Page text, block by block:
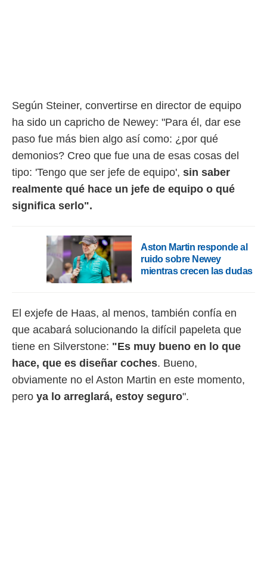
publicidad
de
1199
Según Steiner, convertirse en director de equipo
ha sido un capricho de Newey: "Para él, dar ese
paso fue más bien algo así como: ¿por qué
demonios? Creo que fue una de esas cosas del
tipo: 'Tengo que ser jefe de equipo', sin saber
realmente qué hace un jefe de equipo o qué
significa serlo".
Aston Martin responde al
ruido sobre Newey
mientras crecen las dudas
El exjefe de Haas, al menos, también confía en
que acabará solucionando la difícil papeleta que
tiene en Silverstone: "Es muy bueno en lo que
hace, que es diseñar coches. Bueno,
obviamente no el Aston Martin en este momento,
pero ya lo arreglará, estoy seguro".